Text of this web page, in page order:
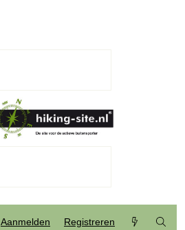
Aanmelden Registreren